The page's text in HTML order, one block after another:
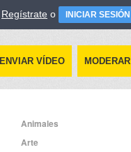
Regístrate o INICIAR SESIÓN
ENVIAR VÍDEO MODERAR
Animales
Arte